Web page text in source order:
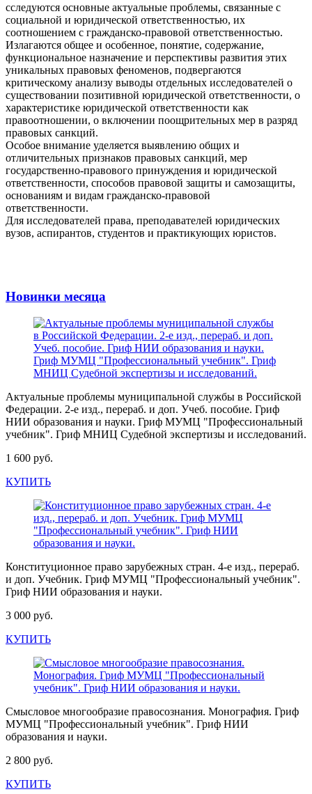
сследуются основные актуальные проблемы, связанные с
социальной и юридической ответственностью, их
соотношением с гражданско-правовой ответственностью.
Излагаются общее и особенное, понятие, содержание,
функциональное назначение и перспективы развития этих
уникальных правовых феноменов, подвергаются
критическому анализу выводы отдельных исследователей о
существовании позитивной юридической ответственности, о
характеристике юридической ответственности как
правоотношении, о включении поощрительных мер в разряд
правовых санкций.
Особое внимание уделяется выявлению общих и
отличительных признаков правовых санкций, мер
государственно-правового принуждения и юридической
ответственности, способов правовой защиты и самозащиты,
основаниям и видам гражданско-правовой
ответственности.
Для исследователей права, преподавателей юридических
вузов, аспирантов, студентов и практикующих юристов.
Новинки месяца
Актуальные проблемы муниципальной службы в Российской
Федерации. 2-е изд., перераб. и доп. Учеб. пособие. Гриф
НИИ образования и науки. Гриф МУМЦ "Профессиональный
учебник". Гриф МНИЦ Судебной экспертизы и исследований.
1 600 руб.
КУПИТЬ
Конституционное право зарубежных стран. 4-е изд., перераб.
и доп. Учебник. Гриф МУМЦ "Профессиональный учебник".
Гриф НИИ образования и науки.
3 000 руб.
КУПИТЬ
Смысловое многообразие правосознания. Монография. Гриф
МУМЦ "Профессиональный учебник". Гриф НИИ
образования и науки.
2 800 руб.
КУПИТЬ